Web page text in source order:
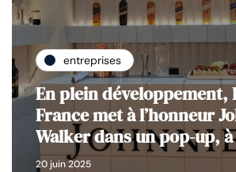
entreprises
En plein développement,
France met à l’honneur
Walker dans un pop-up,
20 juin 2025